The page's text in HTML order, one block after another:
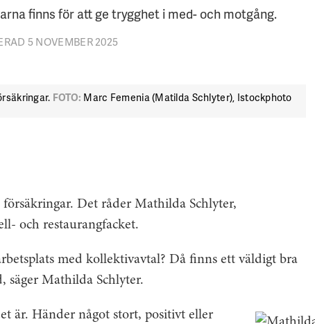
finns för att ge trygghet i med- och motgång.
5 NOVEMBER 2025
FOTO: Marc Femenia (Matilda Schlyter), Istockphoto
Det råder Mathilda Schlyter,
och restaurangfacket.
med kollektivavtal? Då finns ett väldigt bra
säger Mathilda Schlyter.
är. Händer något stort, positivt eller